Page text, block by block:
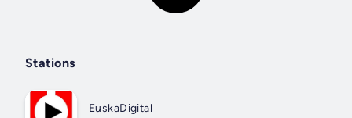
Stations
EuskaDigital